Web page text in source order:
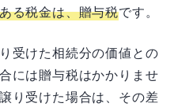
る税金は、贈与税です。
受けた相続分の価値との
には贈与税はかかりませ
り受けた場合は、その差